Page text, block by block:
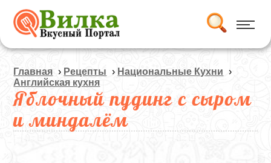
Главная › Рецепты › Национальные Кухни ›
Английская кухня
Яблочный пудинг с сыром
и миндалём